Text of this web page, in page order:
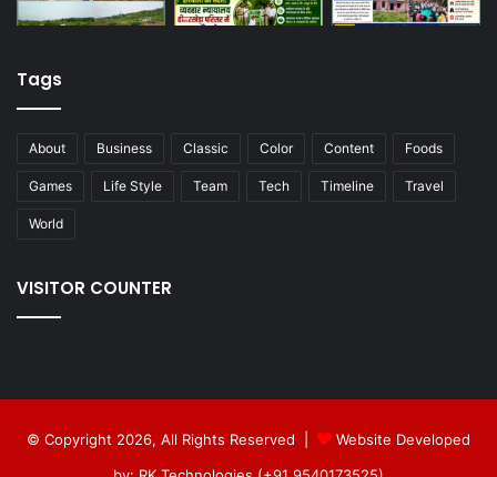
Tags
About Business Classic Color Content Foods
Games Life Style Team Tech Timeline Travel
World
VISITOR COUNTER
© Copyright 2026, All Rights Reserved |
Website Developed